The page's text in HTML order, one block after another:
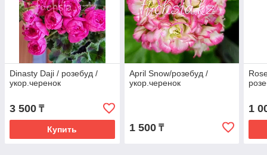
Dinasty Daji / розебуд /
укор.черенок
3 500 ₸
Купить
April Snow/розебуд /
укор.черенок
1 500₸
1